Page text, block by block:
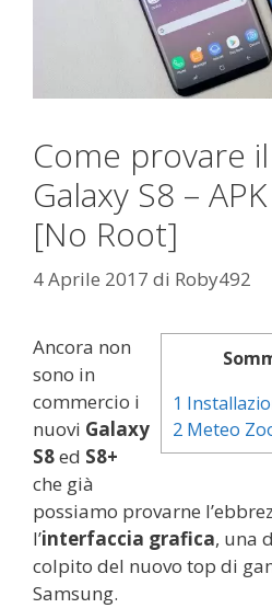
Come provare
Galaxy S8 –
[No Root]
4 Aprile 2017 di Roby492
1
2 Meteo
Ancora non
sono in
commercio i
nuovi Galaxy
S8ed S8+
che già
possiamo provarne
l’interfaccia grafica, una
colpito del nuovo top di
Samsung.